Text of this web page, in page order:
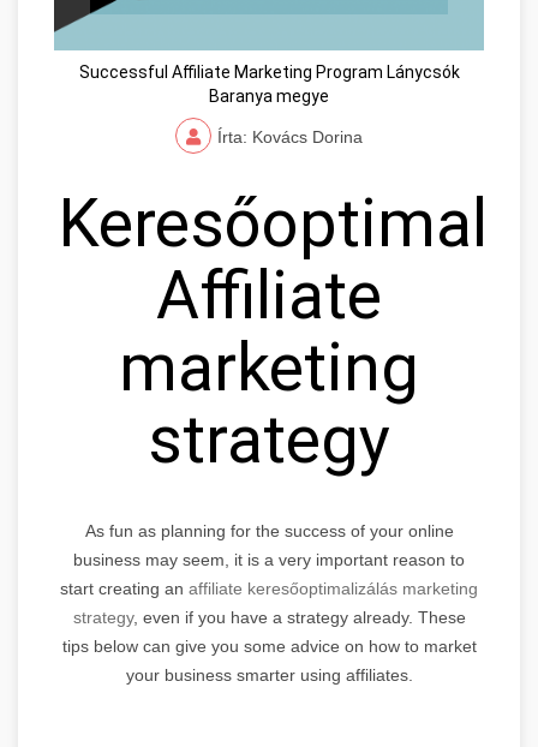
Successful Affiliate Marketing Program Lánycsók
Baranya megye
Írta: Kovács Dorina
Affiliate
marketing
strategy
As fun as planning for the success of your online
business may seem, it is a very important reason to
start creating an affiliate keresőoptimalizálás marketing
strategy, even if you have a strategy already. These
tips below can give you some advice on how to market
your business smarter using affiliates.